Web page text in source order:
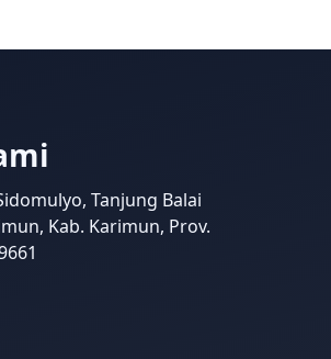
Tanjung Balai
Kab. Karimun, Prov.